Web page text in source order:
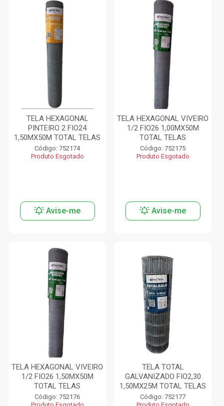
TELA HEXAGONAL
PINTEIRO 2 FIO24
1,50MX50M TOTAL TELAS
Código: 752174
Produto Esgotado
Avise-me
TELA HEXAGONAL VIVEIRO
1/2 FIO26 1,00MX50M
TOTAL TELAS
Código: 752175
Produto Esgotado
Avise-me
TELA HEXAGONAL VIVEIRO
1/2 FIO26 1,50MX50M
TOTAL TELAS
Código: 752176
TELA TOTAL
GALVANIZADO FIO2,30
1,50MX25M TOTAL TELAS
Código: 752177